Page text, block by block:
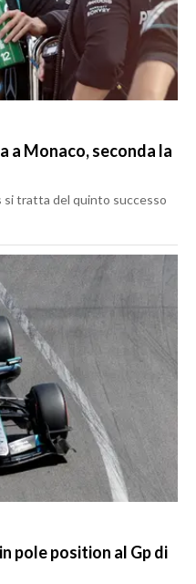
a Monaco, seconda la
si tratta del quinto successo
pole position al Gp di